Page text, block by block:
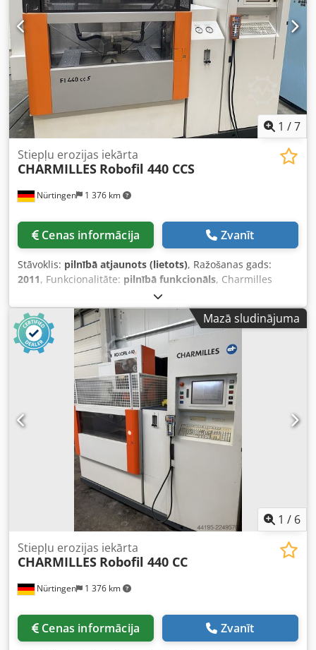
ievadīšana un atkārtota ievadīšana: Jā Maksimālie
apstrādājamā izstrādājuma izmēri: 1200 × 700 × 400 mm
Vadība un dielektrisks šķidrums CNC vadība: CHARMILLES
Dielektriskā šķidruma tvertne: 1200 l Filtru sistēma:
patronu filtrs IERĪCES PARAMETRI Ierīces svars: 3500 kg
Dsdpfx Anezpxg Se Ieck APRĪKOJUMS - Dzesēšanas
agregāts
1 /7
Nürtingen 1 376 km
Stiepļu erozijas iekārta
CHARMILLES Robofil 440 CCS
Cenas informācija Zvanīt
Stāvoklis: pilnībā atjaunots (lietots), Ražošanas gads:
2011, Funkcionalitāte: pilnībā funkcionāls, Charmilles
Robofil 440 CCS Ražošanas gads: 2011 Charmilles
Millenium vadības sistēma Gājiena diapazons (X / Y / Z):
550 x 350 x 400 mm Gājiena diapazons (U / V): 550 x 350
mm Dcedpfjzruvujx An Iek Maks. konusa leņķis: +/- 30° pie
400 mm augstuma Integrēta sadursmes aizsardzība (ICP)
visās 5 asīs Maksimālie apstrādājamās detaļas izmēri: 1200
x 700 x 400 mm Maksimālā apstrādājamās detaļas masa:
1500 kg Griešanas ātrums: 340 mm²/min Labākais virsmas
kvalitātes rādītājs: Ra 0,2 µm Pieejamie stiepļu diametri: no
0,15 mm līdz 0,33 mm Pilnas iekārtas izmēri: 2600 x 2540 x
2240 mm Iekārtas kopējā masa: 3300 kg Mēs notīrām,
veicam kapitālo remontu un pārbaudām visas iekārtas
funkcijas pēc pasūtījuma saņemšanas. Mēs piedāvājam 6
mēnešu garantiju iekārtai. Mēs ar prieku piedāvāsim
iekārtas iedarbināšanu.
Mazā sludinājuma
1 / 6
Nürtingen 1 376 km
Stiepļu erozijas iekārta
CHARMILLES Robofil 440 CC
Cenas informācija Zvanīt